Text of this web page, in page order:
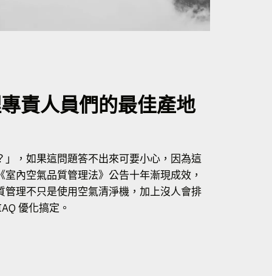
責人員們的最佳產地
，如果這問題答不出來可要小心，因為這
內空氣品質管理法》公告十年漸現成效，
管理不只是使用空氣清淨機 ，加上沒人會排
優化搞定。